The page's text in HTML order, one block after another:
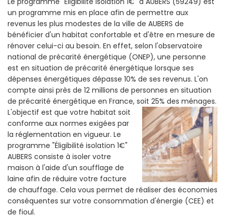
un programme mis en place afin de permettre aux
revenus les plus modestes de la ville de AUBERS de
bénéficier d'un habitat confortable et d'être en mesure de
rénover celui-ci au besoin. En effet, selon l'observatoire
national de précarité énergétique (ONEP), une personne
est en situation de précarité énergétique lorsque ses
dépenses énergétiques dépasse 10% de ses revenus. L'on
compte ainsi près de 12 millions de personnes en situation
de précarité énergétique en France, soit 25% des ménages.
L'objectif est que votre habitat soit
conforme aux normes exigées par
la réglementation en vigueur. Le
programme "Éligibilité isolation 1€"
AUBERS consiste à isoler votre
maison à l'aide d'un soufflage de
laine afin de réduire votre facture
de chauffage. Cela vous permet de réaliser des économies
conséquentes sur votre consommation d'énergie (CEE) et
de fioul.